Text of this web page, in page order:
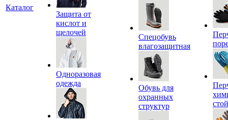
Каталог
Защита от
кислот и
щелочей
Одноразовая
одежда
Спецобувь
влагозащитная
Обувь для
охранных
структур